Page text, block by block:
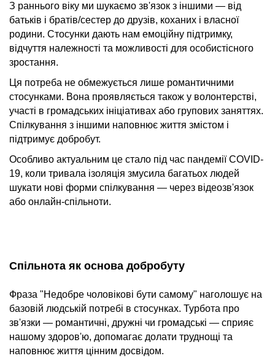
З раннього віку ми шукаємо зв'язок з іншими — від
батьків і братів/сестер до друзів, коханих і власної
родини. Стосунки дають нам емоційну підтримку,
відчуття належності та можливості для особистісного
зростання.
Ця потреба не обмежується лише романтичними
стосунками. Вона проявляється також у волонтерстві,
участі в громадських ініціативах або групових заняттях.
Спілкування з іншими наповнює життя змістом і
підтримує добробут.
Особливо актуальним це стало під час пандемії COVID-
19, коли тривала ізоляція змусила багатьох людей
шукати нові форми спілкування — через відеозв'язок
або онлайн-спільноти.
Спільнота як основа добробуту
Фраза "Недобре чоловікові бути самому" наголошує на
базовій людській потребі в стосунках. Турбота про
зв'язки — романтичні, дружні чи громадські — сприяє
нашому здоров'ю, допомагає долати труднощі та
наповнює життя цінним досвідом.